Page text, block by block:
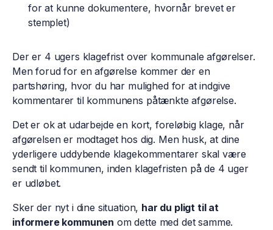
for at kunne dokumentere, hvornår brevet er
stemplet)
Der er 4 ugers klagefrist over kommunale afgørelser.
Men forud for en afgørelse kommer der en
partshøring, hvor du har mulighed for at indgive
kommentarer til kommunens påtænkte afgørelse.
Det er ok at udarbejde en kort, foreløbig klage, når
afgørelsen er modtaget hos dig. Men husk, at dine
yderligere uddybende klagekommentarer skal være
sendt til kommunen, inden klagefristen på de 4 uger
er udløbet.
Sker der nyt i dine situation, har du pligt til at
informere kommunen om dette med det samme.​